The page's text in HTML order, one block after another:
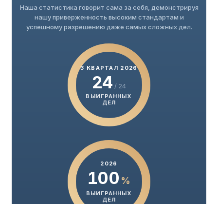
Наша статистика говорит сама за себя, демонстрируя
нашу приверженность высоким стандартам и
успешному разрешению даже самых сложных дел.
3 КВАРТАЛ 2026
24 / 24
ВЫИГРАННЫХ
ДЕЛ
2026
100 %
ВЫИГРАННЫХ
ДЕЛ